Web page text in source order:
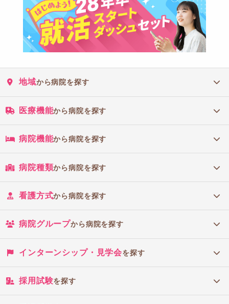
地域から病院を探す
医療機能から病院を探す
病院機能から病院を探す
病院種類から病院を探す
看護方式から病院を探す
病院グループから病院を探す
インターンシップ・見学会を探す
採用試験を探す